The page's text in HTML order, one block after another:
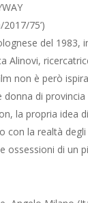
75’)
del 1983,
Alinovi,
non è però
donna di
la propria
con la realtà
ossessioni di un